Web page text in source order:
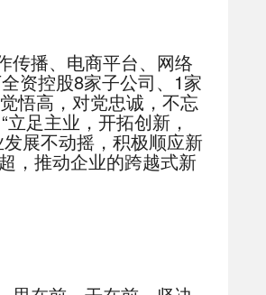
传播、电商平台、网络
资控股8家子公司、1家
悟高，对党忠诚，不忘
足主业，开拓创新，
展不动摇，积极顺应新
，推动企业的跨越式新